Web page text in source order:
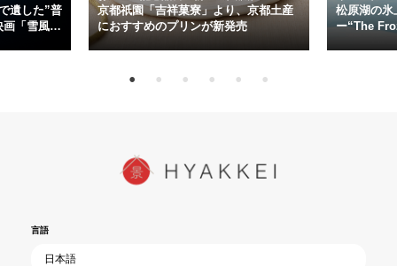
た”今”を生きる私達に問いかける。戦後80年、戦争の記憶が薄れゆく
今だからこそ、尊い平和の価値を未来に繋ぐ作品『雪風 YUKIKAZE』
を多くの方にご覧いただきたい。
遺した”普
画「雪風
京都祇園「吉祥菓寮」より、京都土産
におすすめのプリンが新発売
松原湖の氷
ー“The
言語